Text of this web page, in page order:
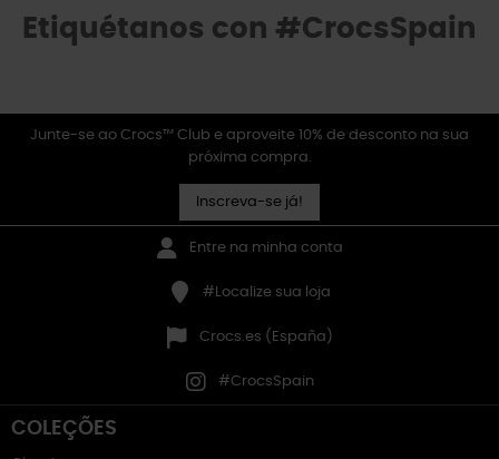
Etiquétanos con #CrocsSpain
Junte-se ao Crocs™ Club e aproveite 10% de desconto na sua
próxima compra.
Inscreva-se já!
Entre na minha conta
#Localize sua loja
Crocs.es (España)
#CrocsSpain
COLEÇÕES